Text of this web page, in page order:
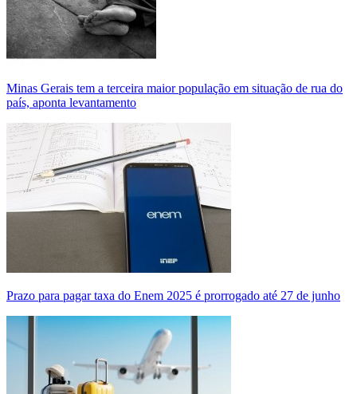
Minas Gerais tem a terceira maior população em situação de rua do
país, aponta levantamento
Prazo para pagar taxa do Enem 2025 é prorrogado até 27 de junho